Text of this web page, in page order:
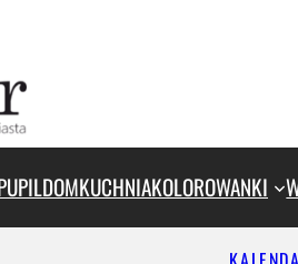
DOMKUCHNIAKOLOROWANKI